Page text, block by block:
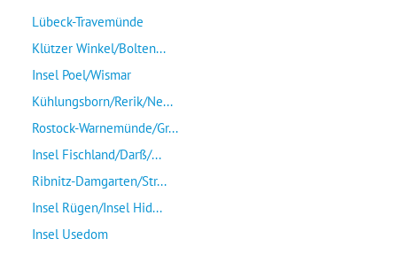
Lübeck-Travemünde
Klützer Winkel/Bolten...
Insel Poel/Wismar
Kühlungsborn/Rerik/Ne...
Rostock-Warnemünde/Gr...
Insel Fischland/Darß/...
Ribnitz-Damgarten/Str...
Insel Rügen/Insel Hid...
Insel Usedom